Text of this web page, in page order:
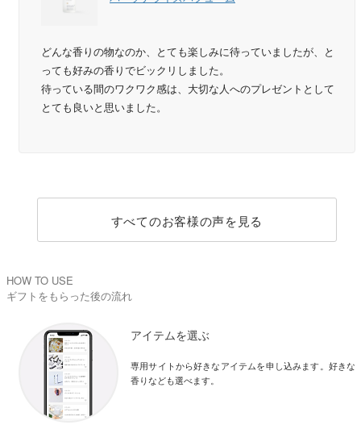
どんな香りの物なのか、とても楽しみに待っていましたが、と
っても好みの香りでビックリしました。
待っている間のワクワク感は、大切な人へのプレゼントとして
とても良いと思いました。
すべてのお客様の声を見る
HOW TO USE
ギフトをもらった後の流れ
アイテムを選ぶ
専用サイトから好きなアイテムを申し込みます。好きな
香りなども選べます。